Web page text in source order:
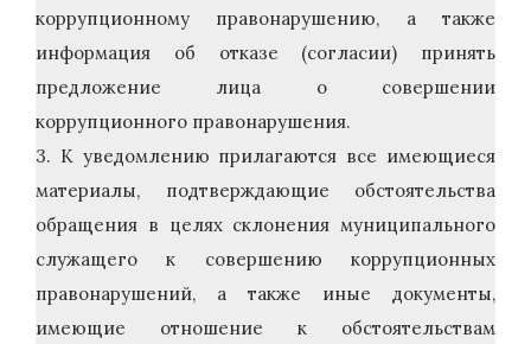
коррупционному правонарушению, а также
информация об отказе (согласии) принять
предложение лица о совершении
коррупционного правонарушения.
3. К уведомлению прилагаются все имеющиеся
материалы, подтверждающие обстоятельства
обращения в целях склонения муниципального
служащего к совершению коррупционных
правонарушений, а также иные документы,
имеющие отношение к обстоятельствам